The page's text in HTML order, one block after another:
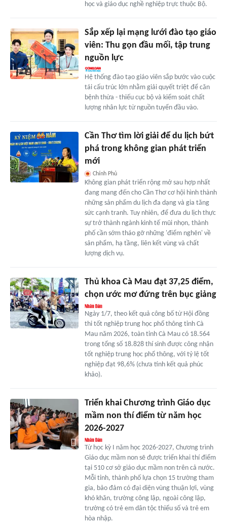
học và giáo dục nghề nghiệp trực thuộc Bộ.
Sắp xếp lại mạng lưới đào tạo giáo
viên: Thu gọn đầu mối, tập trung
nguồn lực
Hệ thống đào tạo giáo viên sắp bước vào cuộc
tái cấu trúc lớn nhằm giải quyết triệt để căn
bệnh thừa - thiếu cục bộ và kiểm soát chất
lượng nhân lực từ nguồn tuyển đầu vào.
Cần Thơ tìm lời giải để du lịch bứt
phá trong không gian phát triển
mới
Chính Phủ
Không gian phát triển rộng mở sau hợp nhất
đang mang đến cho Cần Thơ cơ hội hình thành
những sản phẩm du lịch đa dạng và gia tăng
sức cạnh tranh. Tuy nhiên, để đưa du lịch thực
sự trở thành ngành kinh tế mũi nhọn, thành
phố cần sớm tháo gỡ những 'điểm nghẽn' về
sản phẩm, hạ tầng, liên kết vùng và chất
lượng dịch vụ.
Thủ khoa Cà Mau đạt 37,25 điểm,
chọn ước mơ đứng trên bục giảng
Ngày 1/7, theo kết quả công bố từ Hội đồng
thi tốt nghiệp trung học phổ thông tỉnh Cà
Mau năm 2026, toàn tỉnh Cà Mau có 18.564
trong tổng số 18.828 thí sinh được công nhận
tốt nghiệp trung học phổ thông, với tỷ lệ tốt
nghiệp đạt 98,6% (chưa tính kết quả phúc
khảo).
Triển khai Chương trình Giáo dục
mầm non thí điểm từ năm học
2026-2027
Từ học kỳ I năm học 2026-2027, Chương trình
Giáo dục mầm non sẽ được triển khai thí điểm
tại 510 cơ sở giáo dục mầm non trên cả nước.
Mỗi tỉnh, thành phố lựa chọn 15 trường tham
gia, bảo đảm có đại diện vùng thuận lợi, vùng
khó khăn, trường công lập, ngoài công lập,
trường có trẻ em dân tộc thiểu số và trẻ em
hòa nhập.